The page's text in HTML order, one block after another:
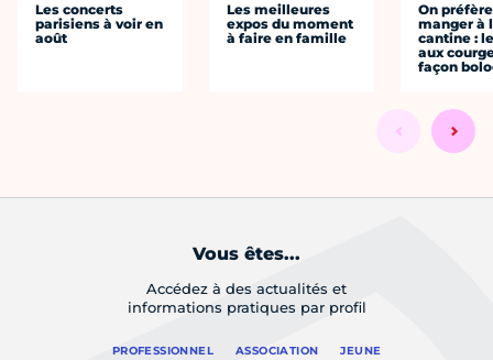
Les concerts
parisiens à voir en
août
Les meilleures
expos du moment
à faire en famille
On préfère
manger à
cantine :
aux
façon
Vous êtes...
Accédez à des actualités et
informations pratiques par profil
PROFESSIONNEL ASSOCIATION JEUNE